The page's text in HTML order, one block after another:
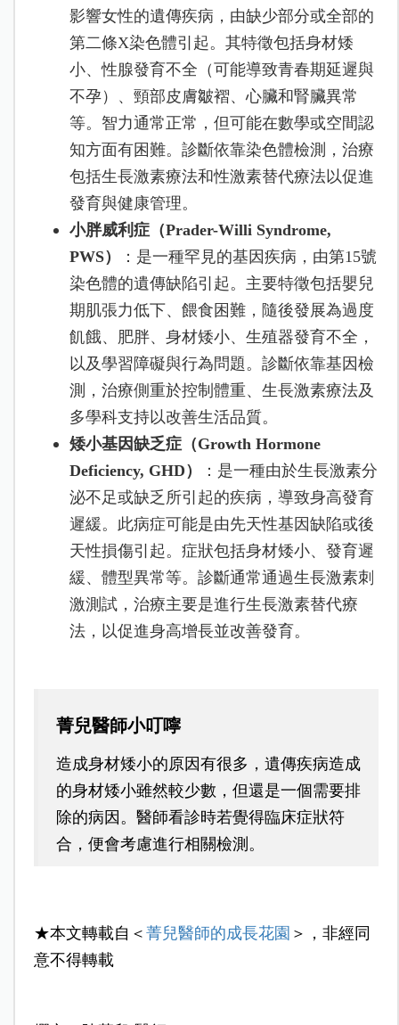
影響女性的遺傳疾病，由缺少部分或全部的
第二條X染色體引起。其特徵包括身材矮
小、性腺發育不全（可能導致青春期延遲與
不孕）、頸部皮膚皺褶、心臟和腎臟異常
等。智力通常正常，但可能在數學或空間認
知方面有困難。診斷依靠染色體檢測，治療
包括生長激素療法和性激素替代療法以促進
發育與健康管理。
小胖威利症（Prader-Willi Syndrome,
PWS）
：是一種罕見的基因疾病，由第15號
染色體的遺傳缺陷引起。主要特徵包括嬰兒
期肌張力低下、餵食困難，隨後發展為過度
飢餓、肥胖、身材矮小、生殖器發育不全，
以及學習障礙與行為問題。診斷依靠基因檢
測，治療側重於控制體重、生長激素療法及
多學科支持以改善生活品質。
矮小基因缺乏症（Growth Hormone
Deficiency, GHD）
：是一種由於生長激素分
泌不足或缺乏所引起的疾病，導致身高發育
遲緩。此病症可能是由先天性基因缺陷或後
天性損傷引起。症狀包括身材矮小、發育遲
緩、體型異常等。診斷通常通過生長激素刺
激測試，治療主要是進行生長激素替代療
法，以促進身高增長並改善發育。
菁兒醫師小叮嚀
造成身材矮小的原因有很多，遺傳疾病造成
的身材矮小雖然較少數，但還是一個需要排
除的病因。醫師看診時若覺得臨床症狀符
合，便會考慮進行相關檢測。
★本文轉載自＜ 菁兒醫師的成長花園 ＞，非經同
意不得轉載